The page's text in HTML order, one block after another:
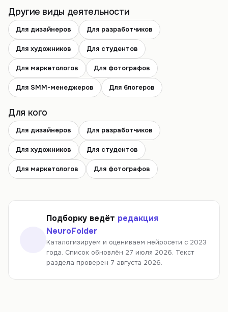
Другие виды деятельности
Для дизайнеров Для разработчиков
Для художников Для студентов
Для маркетологов Для фотографов
Для SMM-менеджеров Для блогеров
Для кого
Для дизайнеров Для разработчиков
Для художников Для студентов
Для маркетологов Для фотографов
Подборку ведёт редакция
NeuroFolder
Каталогизируем и оцениваем нейросети с 2023
года. Список обновлён 27 июля 2026. Текст
раздела проверен 7 августа 2026.